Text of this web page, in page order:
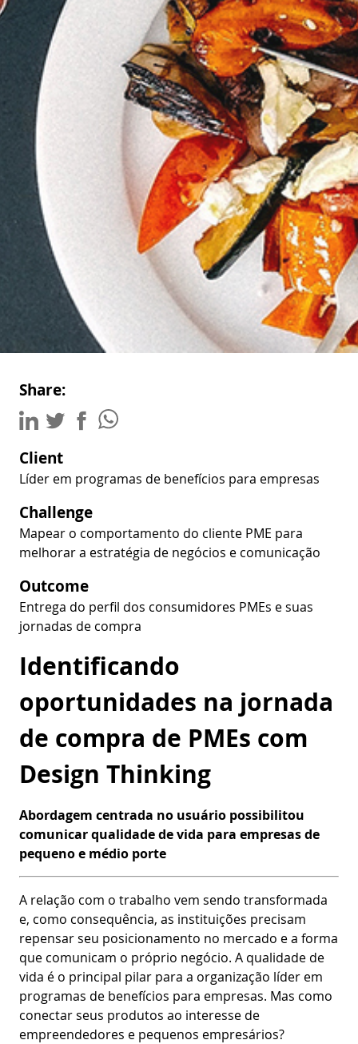
Share:
Client
Líder em programas de benefícios para empresas
Challenge
Mapear o comportamento do cliente PME para
melhorar a estratégia de negócios e comunicação
Outcome
Entrega do perfil dos consumidores PMEs e suas
jornadas de compra
Identificando
oportunidades na jornada
de compra de PMEs com
Design Thinking
Abordagem centrada no usuário possibilitou
comunicar qualidade de vida para empresas de
pequeno e médio porte
A relação com o trabalho vem sendo transformada
e, como consequência, as instituições precisam
repensar seu posicionamento no mercado e a forma
que comunicam o próprio negócio. A qualidade de
vida é o principal pilar para a organização líder em
programas de benefícios para empresas. Mas como
conectar seus produtos ao interesse de
empreendedores e pequenos empresários?